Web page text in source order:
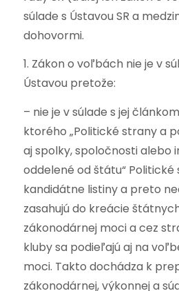
súlade s Ústavou SR a
dohovormi.
1. Zákon o voľbách nie je v
Ústavou pretože:
– nie je v súlade s jej
ktorého „Politické strany a
aj spolky, spoločnosti alebo
oddelené od štátu“
kandidátne listiny a preto
zasahujú do kreácie
zákonodárnej moci a cez
kluby sa podieľajú aj na
moci. Takto dochádza k
zákonodárnej, výkonnej a